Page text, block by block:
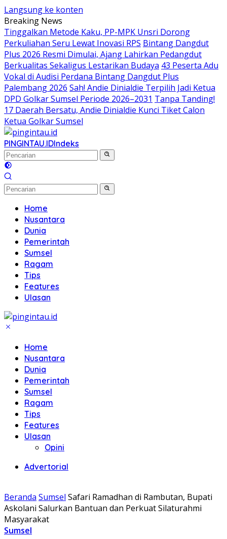
Langsung ke konten
Breaking News
Tinggalkan Metode Kaku, PP-MPK Unsri Dorong
Perkuliahan Seru Lewat Inovasi RPS Bintang Dangdut
Plus 2026 Resmi Dimulai, Ajang Lahirkan Pedangdut
Berkualitas Sekaligus Lestarikan Budaya 43 Peserta Adu
Vokal di Audisi Perdana Bintang Dangdut Plus
Palembang 2026 Sah! Andie Dinialdie Terpilih Jadi Ketua
DPD Golkar Sumsel Periode 2026–2031 Tanpa Tanding!
17 Daerah Bersatu, Andie Dinialdie Kunci Tiket Calon
Ketua Golkar Sumsel
PINGINTAU.IDIndeks
Home
Nusantara
Dunia
Pemerintah
Sumsel
Ragam
Tips
Features
Ulasan
Home
Nusantara
Dunia
Pemerintah
Sumsel
Ragam
Tips
Features
Ulasan
Opini
Advertorial
Beranda Sumsel Safari Ramadhan di Rambutan, Bupati
Askolani Salurkan Bantuan dan Perkuat Silaturahmi
Masyarakat
Sumsel